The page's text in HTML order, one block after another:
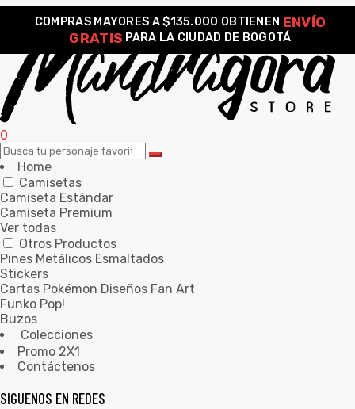
COMPRAS MAYORES A $135.000 OBTIENEN ENVÍO
GRATIS PARA LA CIUDAD DE BOGOTÁ
0
Home
Camisetas
Camiseta Estándar
Camiseta Premium
Ver todas
Otros Productos
Pines Metálicos Esmaltados
Stickers
Cartas Pokémon Diseños Fan Art
Funko Pop!
Buzos
Colecciones
Promo 2X1
Contáctenos
SIGUENOS EN REDES